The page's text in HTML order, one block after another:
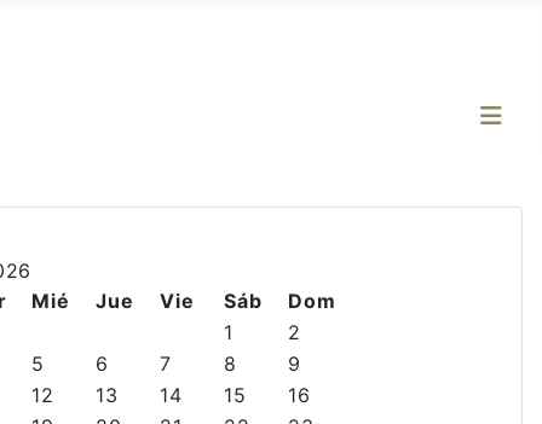
Mié Jue Vie Sáb
Dom
1
2
5 6 7 8
9
12 13 14 15
16